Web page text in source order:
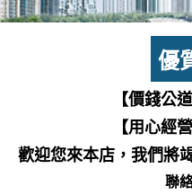
優
【價錢公
【用心經
歡迎您來本店，我們將
聯
七星
三日
2018-03-12 花蓮